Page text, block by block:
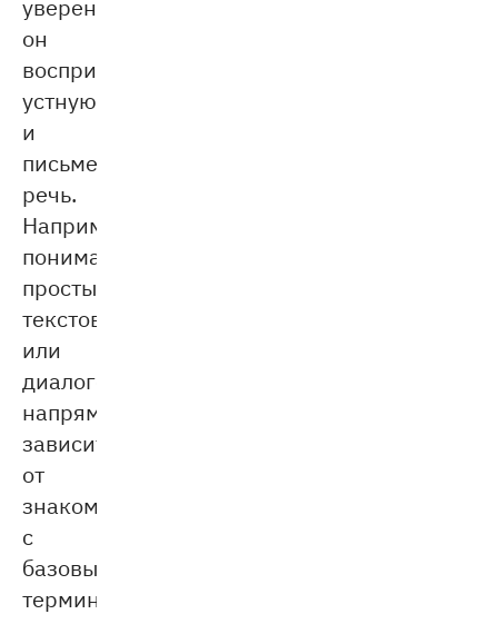
он
воспринимает
устную
и
письменную
речь.
Например,
понимание
простых
текстов
или
диалогов
напрямую
зависит
от
знакомства
с
базовыми
терминами.